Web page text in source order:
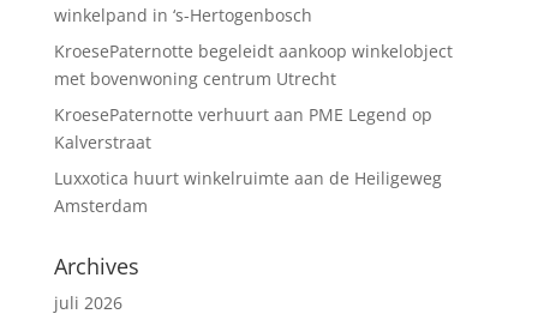
winkelpand in ‘s-Hertogenbosch
KroesePaternotte begeleidt aankoop winkelobject
met bovenwoning centrum Utrecht
KroesePaternotte verhuurt aan PME Legend op
Kalverstraat
Luxxotica huurt winkelruimte aan de Heiligeweg
Amsterdam
Archives
juli 2026